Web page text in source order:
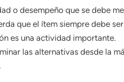
o desempeño que se debe
que el ítem siempre debe
es una actividad importante.
las alternativas desde la